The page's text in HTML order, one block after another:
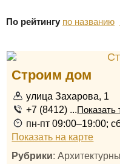
По рейтингу по названию
Строим дом
улица Захарова, 1
+7 (8412) ...Показать
пн-пт 09:00–19:00;
Показать на карте
Рубрики: